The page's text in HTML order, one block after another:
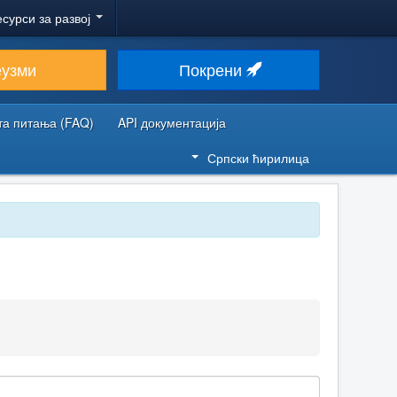
за развој
Покрени
питања (FAQ)
API документација
Српски ћирилица